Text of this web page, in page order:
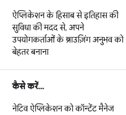
ऐप्लिकेशन के हिसाब से इतिहास की
सुविधा की मदद से, अपने
उपयोगकर्ताओं के ब्राउज़िंग अनुभव को
बेहतर बनाना
कैसे करें...
नेटिव ऐप्लिकेशन को कॉन्टेंट मैनेज